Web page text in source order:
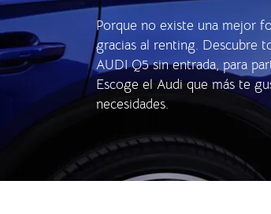
Porque no existe una mejor
gracias al renting. Descubre
AUDI Q5 sin entrada, para
Escoge el Audi que más te
necesidades.